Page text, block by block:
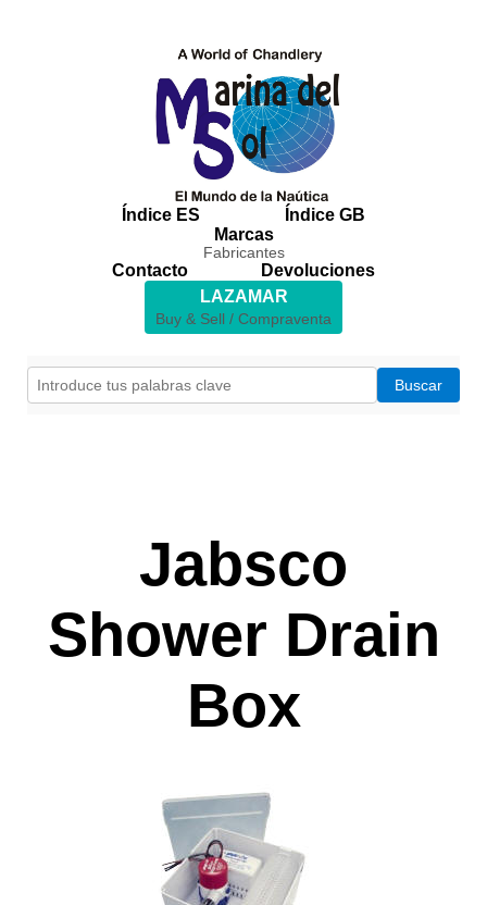
Índice ES
Índice GB
Marcas
Fabricantes
Contacto
Devoluciones
LAZAMAR
Buy & Sell / Compraventa
Jabsco
Shower Drain
Box